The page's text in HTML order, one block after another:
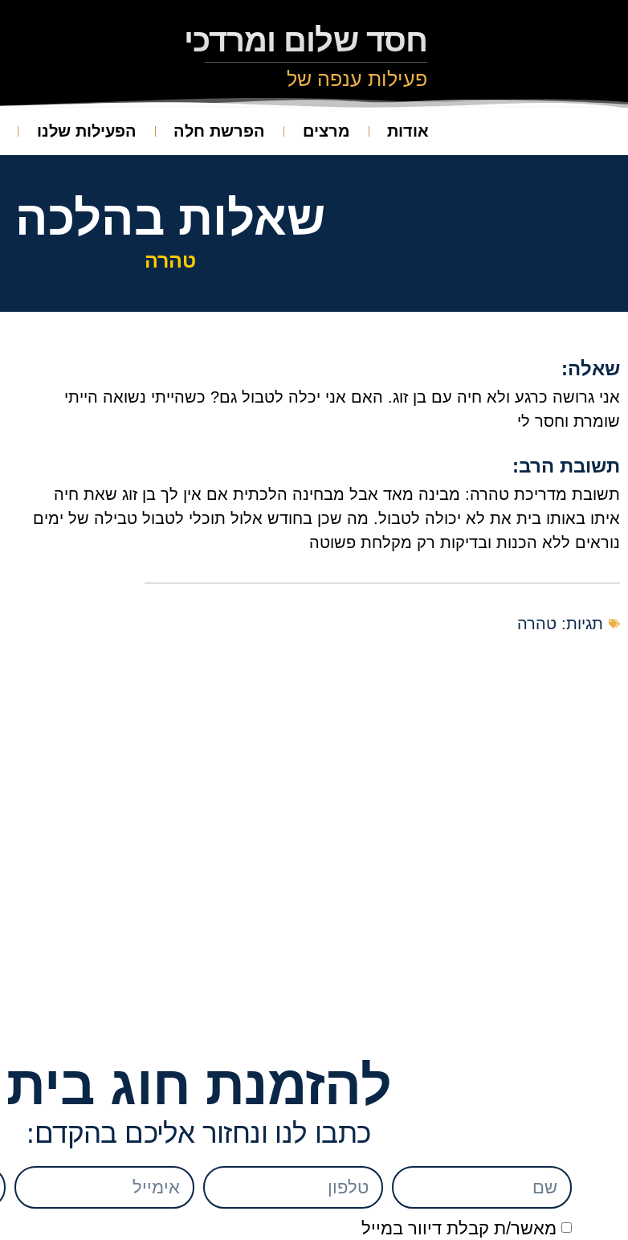
חסד שלום ומרדכי
פעילות ענפה של
אודות מרצים הפרשת חלה הפעילות שלנו
שאלות בהלכה
טהרה
שאלה:
אני גרושה כרגע ולא חיה עם בן זוג. האם אני יכלה לטבול גם? כשהייתי נשואה הייתי
שומרת וחסר לי
תשובת הרב:
תשובת מדריכת טהרה: מבינה מאד אבל מבחינה הלכתית אם אין לך בן זוג שאת חיה
איתו באותו בית את לא יכולה לטבול. מה שכן בחודש אלול תוכלי לטבול טבילה של ימים
נוראים ללא הכנות ובדיקות רק מקלחת פשוטה
תגיות: טהרה
להזמנת חוג בית
כתבו לנו ונחזור אליכם בהקדם:
מאשר/ת קבלת דיוור במייל